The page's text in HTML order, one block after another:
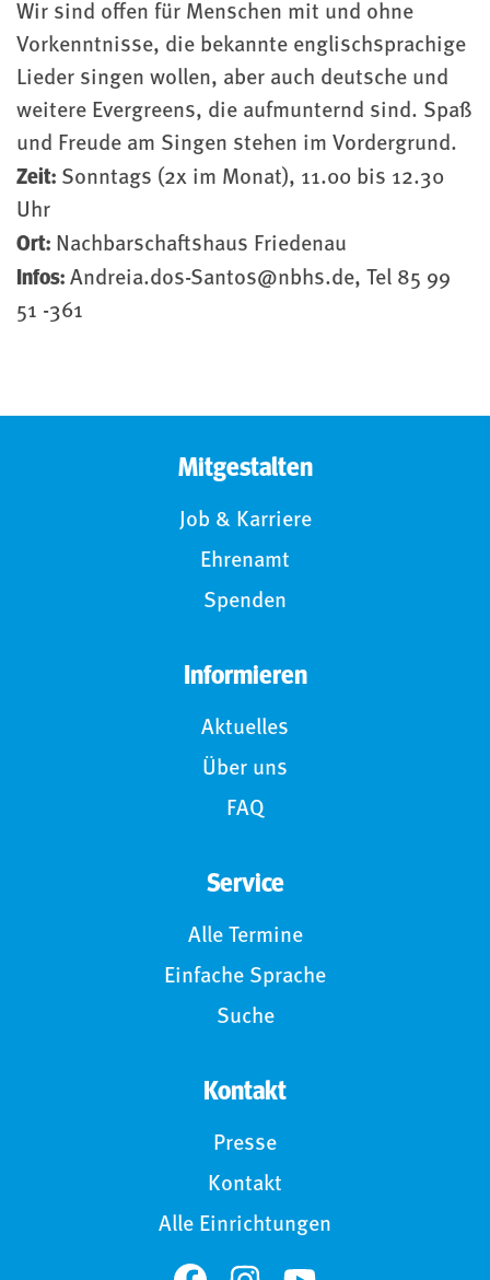
Wir sind offen für Menschen mit und ohne
Vorkenntnisse, die bekannte englischsprachige
Lieder singen wollen, aber auch deutsche und
weitere Evergreens, die aufmunternd sind. Spaß
und Freude am Singen stehen im Vordergrund.
Zeit: Sonntags (2x im Monat), 11.00 bis 12.30
Uhr
Ort: Nachbarschaftshaus Friedenau
Infos: Andreia.dos-Santos@nbhs.de, Tel 85 99
51 -361
Mitgestalten
Job & Karriere
Ehrenamt
Spenden
Informieren
Aktuelles
Über uns
FAQ
Service
Alle Termine
Einfache Sprache
Suche
Kontakt
Presse
Kontakt
Alle Einrichtungen